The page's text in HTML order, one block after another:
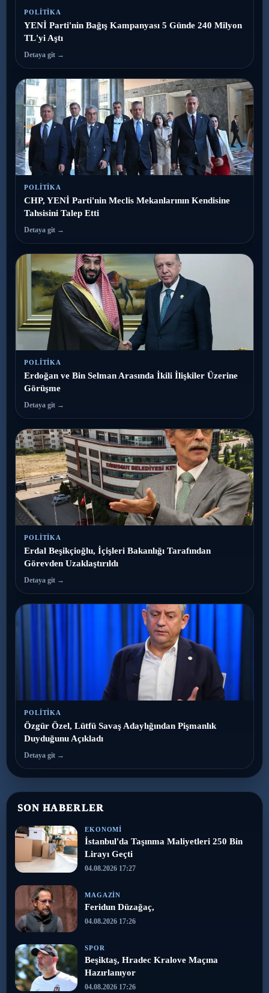
POLITIKA
YENİ Parti'nin Bağış Kampanyası 5 Günde 240 Milyon
TL'yi Aştı
Detaya git →
POLITIKA
CHP, YENİ Parti'nin Meclis Mekanlarının Kendisine
Tahsisini Talep Etti
Detaya git →
POLITIKA
Erdoğan ve Bin Selman Arasında İkili İlişkiler Üzerine
Görüşme
Detaya git →
POLITIKA
Erdal Beşikçioğlu, İçişleri Bakanlığı Tarafından
Görevden Uzaklaştırıldı
Detaya git →
POLITIKA
Özgür Özel, Lütfü Savaş Adaylığından Pişmanlık
Duyduğunu Açıkladı
Detaya git →
SON HABERLER
EKONOMI
İstanbul'da Taşınma Maliyetleri 250 Bin
Lirayı Geçti
04.08.2026 17:27
MAGAZIN
Feridun Düzağaç,
04.08.2026 17:26
SPOR
Beşiktaş, Hradec Kralove Maçına
Hazırlanıyor
04.08.2026 17:26